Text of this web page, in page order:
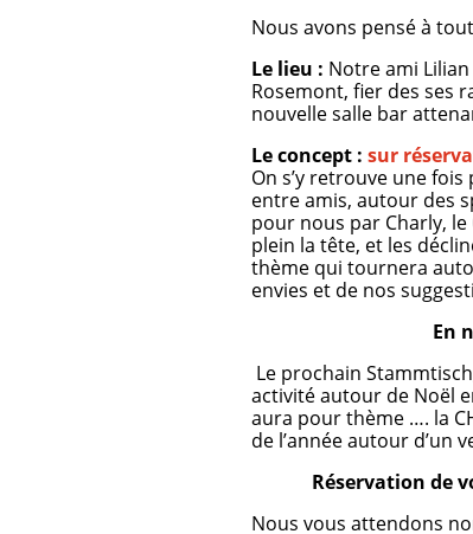
Nous avons pensé à
Le lieu : Notre ami
Rosemont, fier des ses
nouvelle salle bar
Le concept : sur
On s’y retrouve une
entre amis, autour des
pour nous par Charly,
plein la tête, et les
thème qui tournera
envies et de nos
En
Le prochain
activité autour de Noël
aura pour thème …. la
de l’année autour d’un
Réservation de
Nous vous attendons